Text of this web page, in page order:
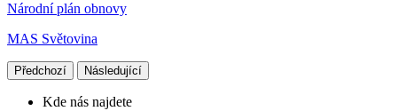
Národní plán obnovy
MAS Světovina
Předchozí Následující
Kde nás najdete